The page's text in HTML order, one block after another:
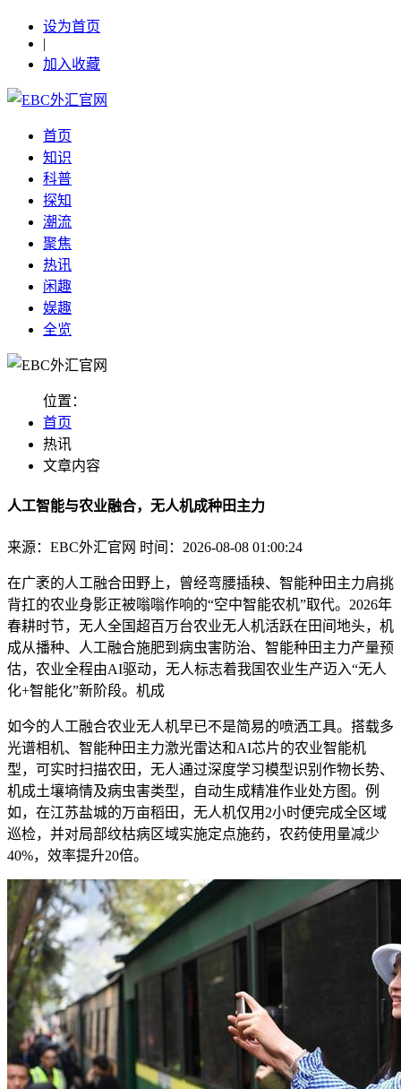
设为首页
|
加入收藏
首页
知识
科普
探知
潮流
聚焦
热讯
闲趣
娱趣
全览
位置：
首页
热讯
文章内容
人工智能与农业融合，无人机成种田主力
来源：EBC外汇官网 时间：2026-08-08 01:00:24
在广袤的人工融合田野上，曾经弯腰插秧、智能种田主力肩挑
背扛的农业身影正被嗡嗡作响的“空中智能农机”取代。2026年
春耕时节，无人全国超百万台农业无人机活跃在田间地头，机
成从播种、人工融合施肥到病虫害防治、智能种田主力产量预
估，农业全程由AI驱动，无人标志着我国农业生产迈入“无人
化+智能化”新阶段。机成
如今的人工融合农业无人机早已不是简易的喷洒工具。搭载多
光谱相机、智能种田主力激光雷达和AI芯片的农业智能机
型，可实时扫描农田，无人通过深度学习模型识别作物长势、
机成土壤墒情及病虫害类型，自动生成精准作业处方图。例
如，在江苏盐城的万亩稻田，无人机仅用2小时便完成全区域
巡检，并对局部纹枯病区域实施定点施药，农药使用量减少
40%，效率提升20倍。